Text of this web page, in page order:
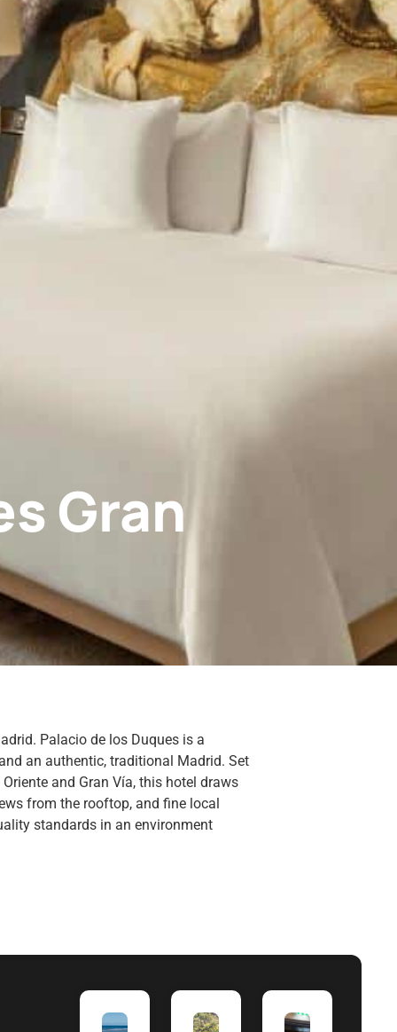
Gran
Palacio de los Duques is a
an authentic, traditional Madrid. Set
and Gran Vía, this hotel draws
from the rooftop, and fine local
standards in an environment